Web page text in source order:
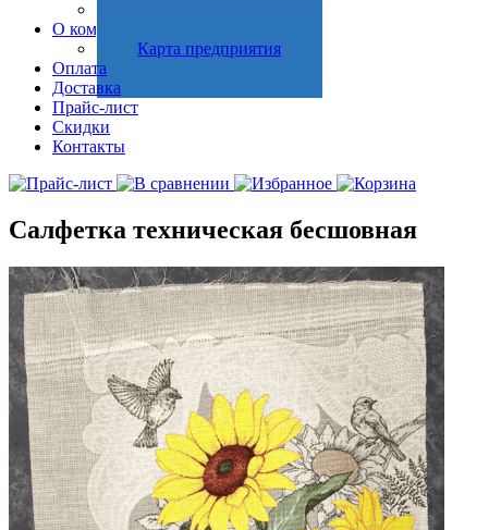
О компании
Карта предприятия
Оплата
Доставка
Прайс-лист
Скидки
Контакты
Салфетка техническая бесшовная